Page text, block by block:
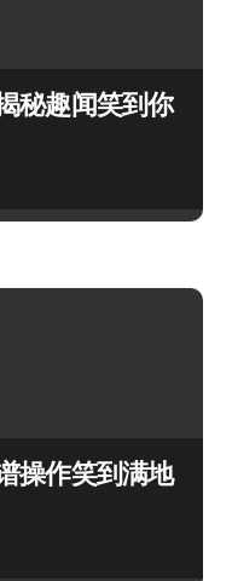
秘趣闻笑到你
操作笑到满地